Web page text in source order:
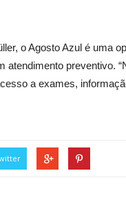
o Agosto Azul é uma
preventivo.
a exames,